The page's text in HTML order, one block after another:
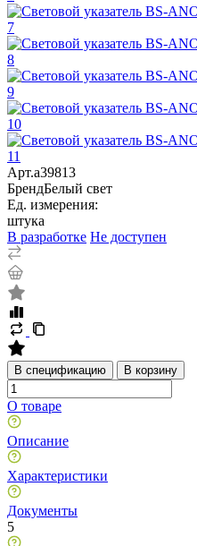
Арт.a39813
БрендБелый свет
Ед. измерения:
штука
В разработке Не доступен
В спецификацию В корзину
О товаре
Описание
Характеристики
Документы
5